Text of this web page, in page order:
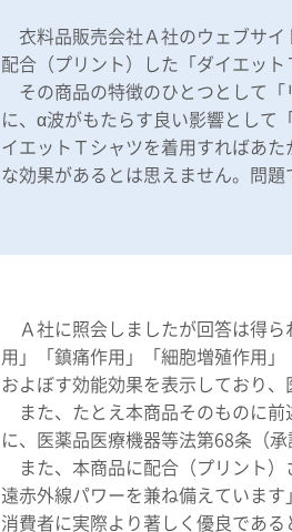
衣料品販売会社Ａ社のウェブサ
配合（プリント）した「ダイエッ
その商品の特徴のひとつとして
に、α波がもたらす良い影響として
イエットＴシャツを着用すればあ
な効果があるとは思えません。問題
Ａ社に照会しましたが回答は得
用」「鎮痛作用」「細胞増殖作用
およぼす効能効果を表示しており
また、たとえ本商品そのものに
に、医薬品医療機器等法第68条（
また、本商品に配合（プリント）
遠赤外線パワーを兼ね備えていま
消費者に実際より著しく優良であ